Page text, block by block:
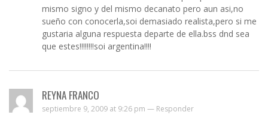
mismo signo y del mismo decanato pero aun asi,no
sueño con conocerla,soi demasiado realista,pero si me
gustaria alguna respuesta departe de ella.bss dnd sea
que estes!!!!!!!!soi argentina!!!!
REYNA FRANCO
septiembre 9, 2009 at 9:26 pm — Responder